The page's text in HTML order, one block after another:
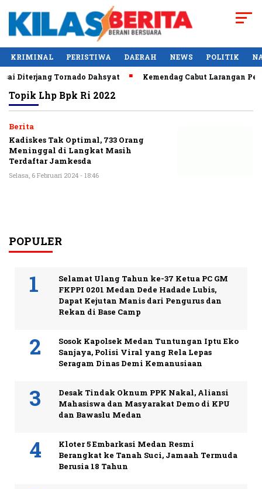
KRIMINAL PERISTIWA DAERAH NEWS POLITIK
Diterjang Tornado Dahsyat Kemendag Cabut Larangan
Topik Lhp Bpk Ri 2022
Berita
Kadiskes Tak Optimal, 733 Orang
Meninggal di Langkat Masih
Terdaftar Jamkesda
Selasa, 6 Februari 2024 - 18:46
POPULER
Selamat Ulang Tahun ke-37 Ketua PC GM
FKPPI 0201 Medan Dede Hadade Lubis,
Dapat Kejutan Manis dari Pengurus dan
Rekan di Base Camp
Sosok Kapolsek Medan Tuntungan Iptu Eko
Sanjaya, Polisi Viral yang Rela Lepas
Seragam Dinas Demi Kemanusiaan
Desak Tindak Oknum PPK Nakal, Aliansi
Mahasiswa dan Masyarakat Demo di KPU
dan Bawaslu Medan
Kloter 5 Embarkasi Medan Resmi
Berangkat ke Tanah Suci, Jamaah Termuda
Berusia 18 Tahun